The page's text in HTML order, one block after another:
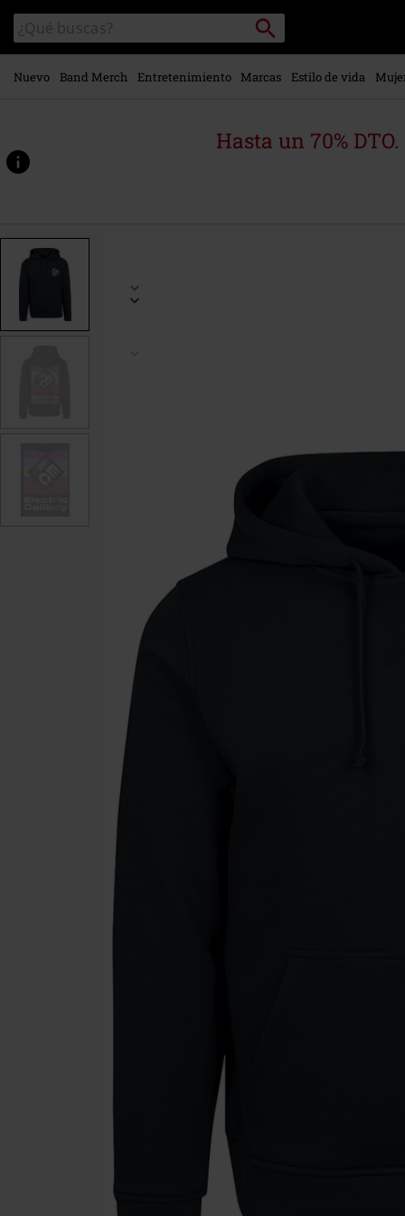
contenido
principal
Buscar
en
el
catálogo
Buscar
Nuevo Band Merch Entretenimiento Marcas Estilo de vida
Hasta un 70%
www.emp-
p/square-
531411.html